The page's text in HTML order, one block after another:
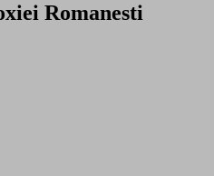
Romanesti